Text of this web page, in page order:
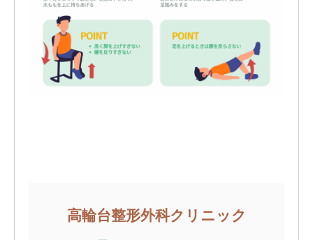
高輪台整形外科クリニック